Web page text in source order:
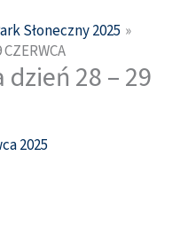
Słoneczny 2025
28 – 29
2025